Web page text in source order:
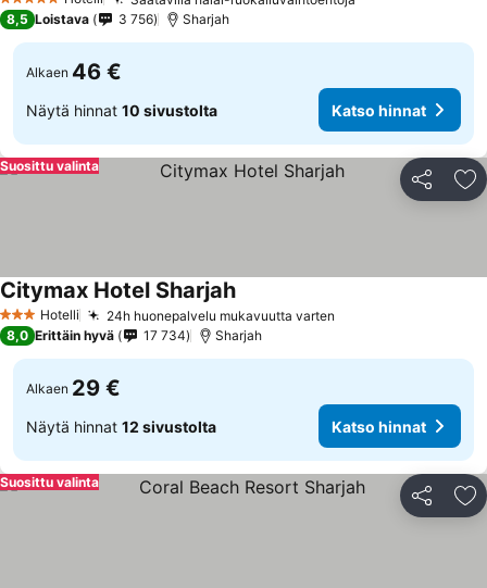
5 Tähtiluokitus
8,5 Loistava 3 756 Sharjah
Alkaen 46 €
Näytä hinnat 10 sivustolta Katso hinnat
Jaa
Suosittu valinta
3 Tähtiluokitus
Hotelli 24h huonepalvelu mukavuutta varten
Citymax Hotel Sharjah
8,0 Erittäin hyvä 17 734 Sharjah
Alkaen 29 €
Näytä hinnat 12 sivustolta Katso hinnat
Jaa
Suosittu valinta